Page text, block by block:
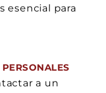
esencial para
a un